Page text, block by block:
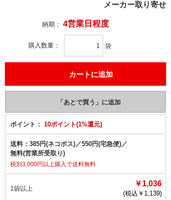
メーカー取り寄せ
納期： 4営業日程度
購入数量 袋
ポイント： 10ポイント(1%還元)
送料： 385円(ネコポス)／550円(宅急便)／
無料(営業所受取り)
税別3,000円以上購入で送料無料
1袋以上
￥1,036
(税込￥ 1,139)